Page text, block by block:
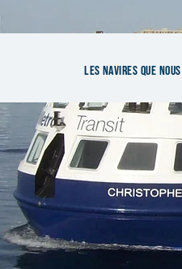
LES NAVIRES QUE